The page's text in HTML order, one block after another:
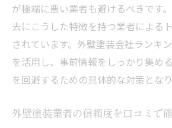
が極端に悪い業者も避けるべきです
去にこうした特徴を持つ業者による
されています。外壁塗装会社ランキ
を活用し、事前情報をしっかり集め
を回避するための具体的な対策となり
外壁塗装業者の信頼度を口コミで